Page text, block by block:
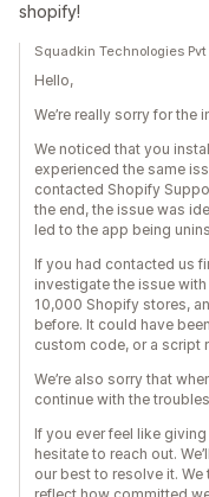
shopify!
Squadkin Technologies
Hello,
We’re really sorry for the
We noticed that you
experienced the same
contacted Shopify
the end, the issue was
led to the app being
If you had contacted us
investigate the issue
10,000 Shopify stores,
before. It could have
custom code, or a script
We’re also sorry that
continue with the
If you ever feel like
hesitate to reach out.
our best to resolve it.